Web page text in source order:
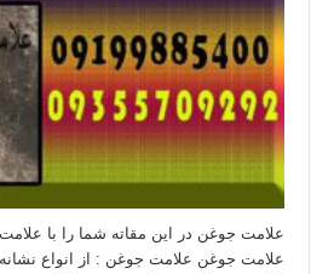
علامت جوغن در این مقاته شما را با
علامت جوغن علامت جوغن : از انواع نشانه